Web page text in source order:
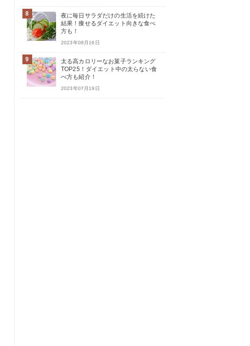
8
夜に毎日サラダだけの生活を続けた
結果！痩せるダイエット向きな食べ
方も！
2023年08月16日
9
太る高カロリーなお菓子ランキング
TOP25！ダイエット中の太らない食
べ方も紹介！
2023年07月19日